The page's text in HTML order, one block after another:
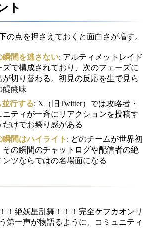
ト
の点を押さえておくと面白さが増す。
瞬間を逃さない: アルティメットレイド
で構成されており、次のフェーズに
切り替わる。初見の反応を生で見ら
醍醐味
行する: X（旧Twitter）では攻略者・
ティが一斉にリアクションを投稿す
だけでお祭り感がある
間はハイライト : どのチームが世界初
その瞬間のチャットログや配信者の絶
ツならではの名場面になる
！絶妖星乱舞！！！完全ケフカオンリ
第一声が物語るように、コミュニティ